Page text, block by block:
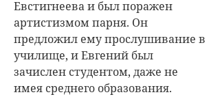
Евстигнеева и был поражен
артистизмом парня. Он
предложил ему прослушивание в
училище, и Евгений был
зачислен студентом, даже не
имея среднего образования.